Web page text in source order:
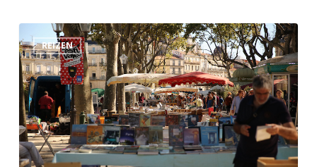
dingen
om
te
doen
in
Montpellier
voor
REIZEN